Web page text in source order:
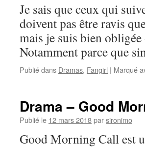
Je sais que ceux qui
doivent pas être ravis
mais je suis bien
Notamment parce que
Publié dans Dramas, Fangirl | Marqué
Drama – Good
Publié le 12 mars 2018parsironimo
Good Morning Call est